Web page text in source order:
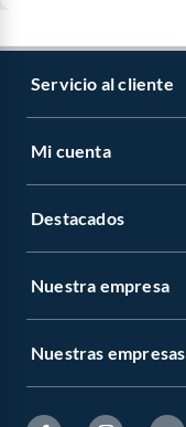
Servicio al cliente
Mi cuenta
Destacados
Nuestra empresa
Nuestras empresas